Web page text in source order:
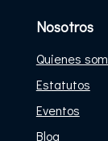
Nosotros
Quienes
Estatutos
Eventos
Blog